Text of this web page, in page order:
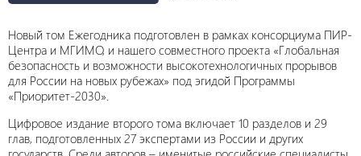
Новый том Ежегодника подготовлен в рамках консорциума ПИР-
Центра и МГИМО, и нашего совместного проекта «Глобальная
безопасность и возможности высокотехнологичных прорывов
для России на новых рубежах» под эгидой Программы
«Приоритет-2030».
Цифровое издание второго тома включает 10 разделов и 29
глав, подготовленных 27 экспертами из России и других